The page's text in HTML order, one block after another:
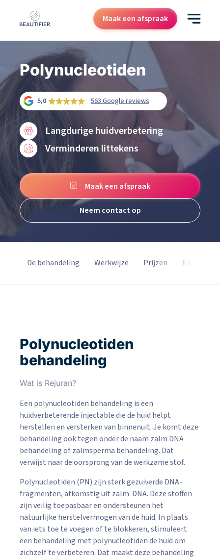
Maak een afspraak
Behandelingen
Resultaten
Kenniscentrum
Over ons
Contact
Cadeaubon
Polynucleotiden
5,0 563 Google reviews
Langdurige huidverbetering
Verminderen littekens
Maak een afspraak
Neem contact op
De behandeling Werkwijze Prijzen F.A.Q.
Polynucleotiden
behandeling
Wat is Rejuran?
Een polynucleotiden behandeling is een
huidverbeterende injectable die de huid helpt
herstellen en versterken van binnenuit. Je komt deze
behandeling ook tegen onder de naam zalm DNA
behandeling of zalmsperma behandeling. Dat
verwijst naar de oorsprong van de werkzame stof.
Polynucleotiden (PN) zijn sterk gezuiverde DNA-
fragmenten, afkomstig uit zalm-DNA. Deze stoffen
zijn veilig toepasbaar en ondersteunen het
natuurlijke herstelvermogen van de huid. In plaats
van iets toe te voegen of te blokkeren, stimuleert
een behandeling met polynucleotiden de huid om
zichzelf te verbeteren. Dat maakt deze behandeling